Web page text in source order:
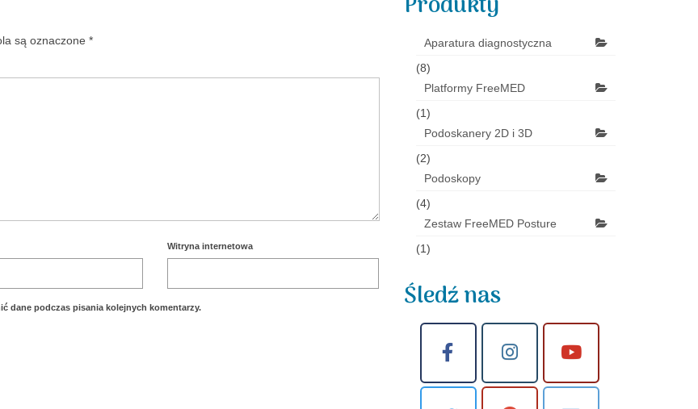
są oznaczone *
Witryna internetowa
dane podczas pisania kolejnych komentarzy.
Aparatura diagnostyczna
(8)
Platformy FreeMED
(1)
Podoskanery 2D i 3D
(2)
Podoskopy
(4)
Zestaw FreeMED Posture
(1)
Śledź nas